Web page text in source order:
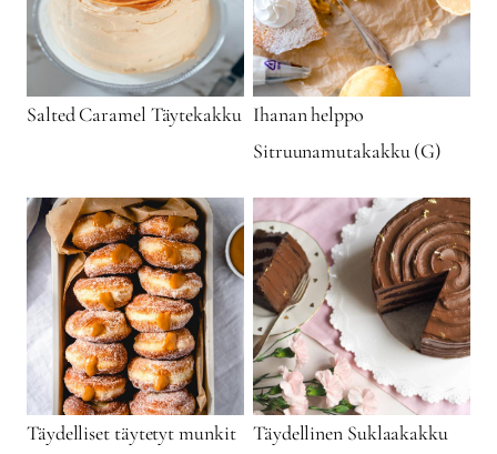
Salted Caramel Täytekakku Ihanan helppo
Sitruunamutakakku (G)
Täydelliset täytetyt munkit Täydellinen Suklaakakku